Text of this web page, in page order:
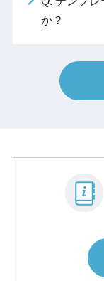
か？